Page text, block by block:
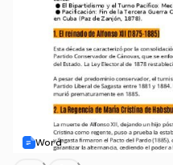
Word